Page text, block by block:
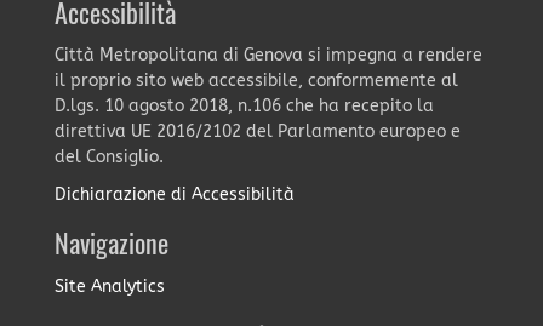
Accessibilità
Città Metropolitana di Genova si impegna a rendere
il proprio sito web accessibile, conformemente al
D.lgs. 10 agosto 2018, n.106 che ha recepito la
direttiva UE 2016/2102 del Parlamento europeo e
del Consiglio.
Dichiarazione di Accessibilità
Navigazione
Site Analytics